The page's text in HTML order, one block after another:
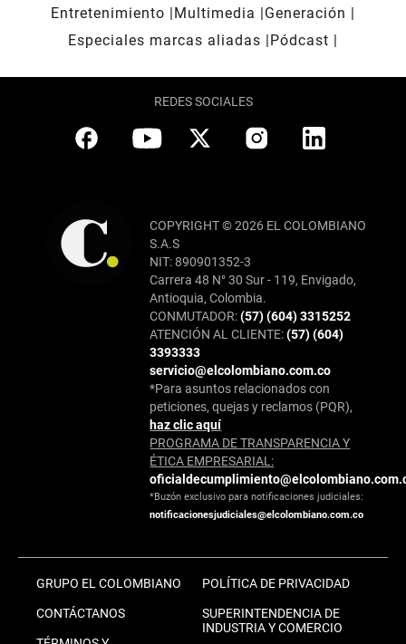
Entretenimiento
Multimedia
Generación
Especiales marcas aliadas
Pódcast
REDES SOCIALES
COPYRIGHT © 2026 EL COLOMBIANO
S.A.S
NIT: 890901352-3
Carrera 48 N° 30 Sur - 119, Envigado,
Antioquia, Colombia.
CONMUTADOR:(57) (604) 3315252
ATENCIÓN AL CLIENTE:(57) (604)
3393333
servicio@elcolombiano.com.co
*Para asuntos relacionados con
peticiones, quejas y reclamos (PQR),
haz clic aquí
PROGRAMA DE TRANSPARENCIA Y
ÉTICA EMPRESARIAL:
*Buzón exclusivo para notificaciones judiciales:
notificacionesjudiciales@elcolombiano.com.co
GRUPO EL COLOMBIANO
CONTÁCTANOS
POLÍTICA DE PRIVACIDAD
SUPERINTENDENCIA DE
INDUSTRIA Y COMERCIO